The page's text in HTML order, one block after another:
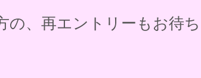
の、再エントリーもお待ち